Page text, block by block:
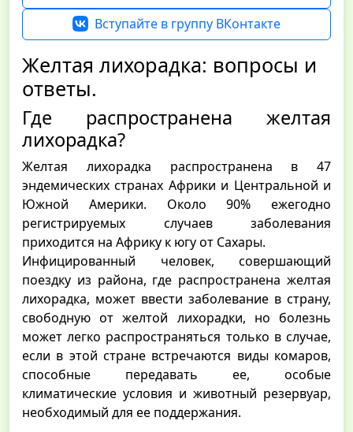
Вступайте в группу ВКонтакте
Желтая лихорадка: вопросы и
ответы.
Где распространена желтая
лихорадка?
Желтая лихорадка распространена в 47
эндемических странах Африки и Центральной и
Южной Америки. Около 90% ежегодно
регистрируемых случаев заболевания
приходится на Африку к югу от Сахары.
Инфицированный человек, совершающий
поездку из района, где распространена желтая
лихорадка, может ввести заболевание в страну,
свободную от желтой лихорадки, но болезнь
может легко распространяться только в случае,
если в этой стране встречаются виды комаров,
способные передавать ее, особые
климатические условия и животный резервуар,
необходимый для ее поддержания.